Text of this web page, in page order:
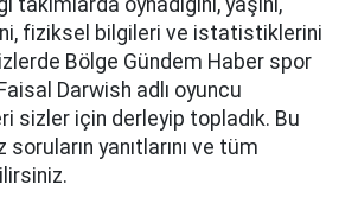
oynadığını, yaşını,
fiziksel bilgileri ve istatistiklerini
Bölge Gündem Haber spor
Darwish adlı oyuncu
sizler için derleyip topladık. Bu
soruların yanıtlarını ve tüm